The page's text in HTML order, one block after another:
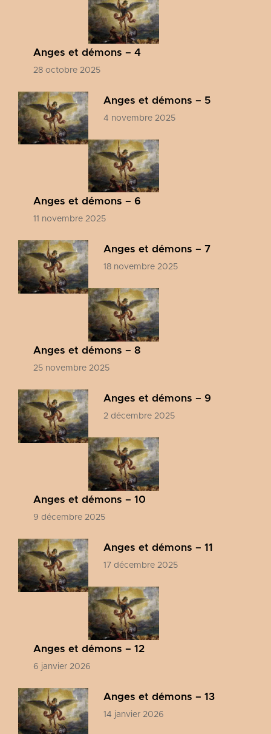
Anges et démons – 4
28 octobre 2025
Anges et démons – 5
4 novembre 2025
Anges et démons – 6
11 novembre 2025
Anges et démons – 7
18 novembre 2025
Anges et démons – 8
25 novembre 2025
Anges et démons – 9
2 décembre 2025
Anges et démons – 10
9 décembre 2025
Anges et démons – 11
17 décembre 2025
Anges et démons – 12
6 janvier 2026
Anges et démons – 13
14 janvier 2026